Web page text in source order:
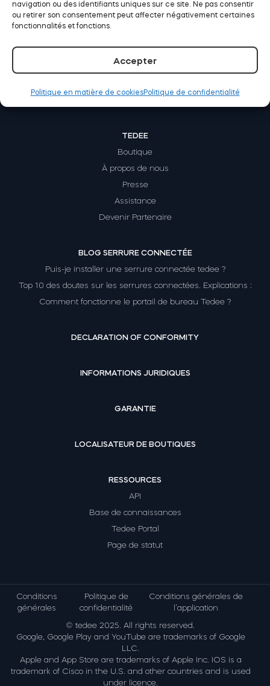
navigation ou des identifiants uniques sur ce site. Ne pas consentir
ou retirer son consentement peut affecter négativement certaines
fonctionnalités et fonctions.
Accepter
Politique en matière de cookiesPolitique de confidentialité
Accès à la maison
Tedee Keypad PRO
Comment ça marche ? | Maison
TEDEE
Boutique
À propos de nous
Presse
Assistance
Devenir Partenaire
BLOG SERRURE CONNECTÉE
Puis-je installer une serrure connectée tedee ?
Top 10 des doutes sur les serrures connectées. Explications :
Comment fonctionne le portail de bureau Tedee ?
DECLARATION OF CONFORMITY
INFORMATIONS JURIDIQUES
GARANTIE
LOCALISATEUR DE BOUTIQUES
RESSOURCES
API
Base de connaissances
Tedee Portal
Page de statut
Conditions
générales
Politique de
confidentialité
Conditions générales de
l’application
© tedee 2025. All rights reserved.
Google, Google Play and YouTube are trademarks of Google
LLC.
Apple and App Store are trademarks of Apple Inc. IOS is a
trademark of Cisco in the U.S. and other countries and is used
under licence.